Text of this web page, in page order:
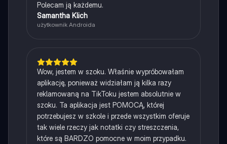
Polecam ją każdemu.
Samantha Klich
użytkownik Androida
Wow, jestem w szoku. Właśnie wypróbowałam
aplikację, ponieważ widziałam ją kilka razy
reklamowaną na TikToku jestem absolutnie w
szoku. Ta aplikacja jest POMOCĄ, której
potrzebujesz w szkole i przede wszystkim oferuje
tak wiele rzeczy jak notatki czy streszczenia,
które są BARDZO pomocne w moim przypadku.